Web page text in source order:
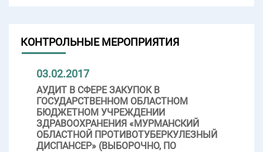
КОНТРОЛЬНЫЕ МЕРОПРИЯТИЯ
03.02.2017
АУДИТ В СФЕРЕ ЗАКУПОК В
ГОСУДАРСТВЕННОМ ОБЛАСТНОМ
БЮДЖЕТНОМ УЧРЕЖДЕНИИ
ЗДРАВООХРАНЕНИЯ «МУРМАНСКИЙ
ОБЛАСТНОЙ ПРОТИВОТУБЕРКУЛЕЗНЫЙ
ДИСПАНСЕР» (ВЫБОРОЧНО, ПО